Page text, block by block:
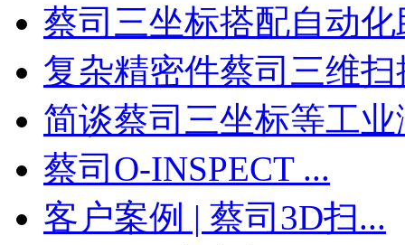
蔡司三坐标搭配自动化
复杂精密件蔡司三维扫
简谈蔡司三坐标等工业
蔡司O-INSPECT ...
客户案例 | 蔡司3D扫...